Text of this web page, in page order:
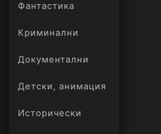
Фантастика
Криминални
Документални
Детски, анимация
Исторически